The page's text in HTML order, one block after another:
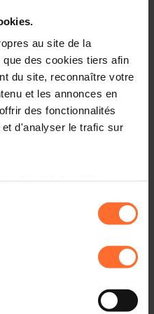
au site de la
des cookies tiers afin
du site, reconnaître votre
et les annonces en
des fonctionnalités
d'analyser le trafic sur
nécessaires au
des différents
« Détails » ci-
sur le site et certaines
les bases de la facturation
(Etude Baden Clemes